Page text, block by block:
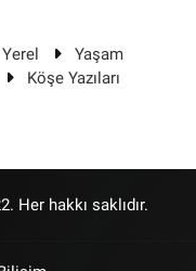
Yerel
Yaşam
Köşe Yazıları
Her hakkı saklıdır.